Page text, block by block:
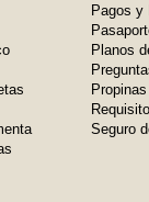
Pagos y
Planos
Seguro